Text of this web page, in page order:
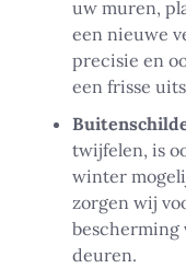
uw muren,
een nieuwe
precisie en
een frisse
twijfelen, is
winter
zorgen wij
bescherming
deuren.